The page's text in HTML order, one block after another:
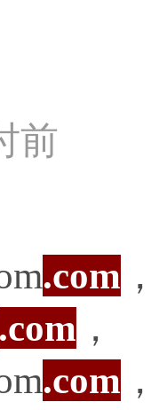
前
.com ，
.com ，
.com ，